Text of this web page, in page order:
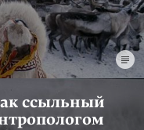
ссыльный